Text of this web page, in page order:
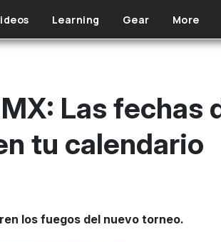
Learning Gear More
Las fechas
tu calendario
los fuegos del nuevo torneo.